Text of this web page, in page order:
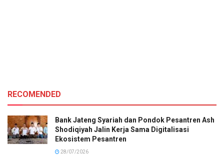
RECOMENDED
Bank Jateng Syariah dan Pondok Pesantren Ash
Shodiqiyah Jalin Kerja Sama Digitalisasi
Ekosistem Pesantren
28/07/2026